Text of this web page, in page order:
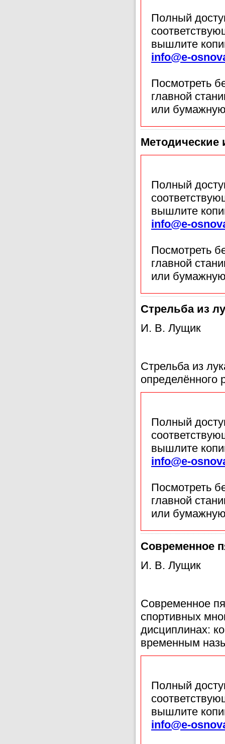
Полный
вышлите
info@e-
Посмотреть
главной
или
Методические
Полный
вышлите
info@e-
Посмотреть
главной
или
Стрельба из
И. В. Лущик
Стрельба из
определённого
Полный
вышлите
info@e-
Посмотреть
главной
или
Современное
И. В. Лущик
Современное
спортивных
дисциплинах:
временным
Полный
вышлите
info@e-